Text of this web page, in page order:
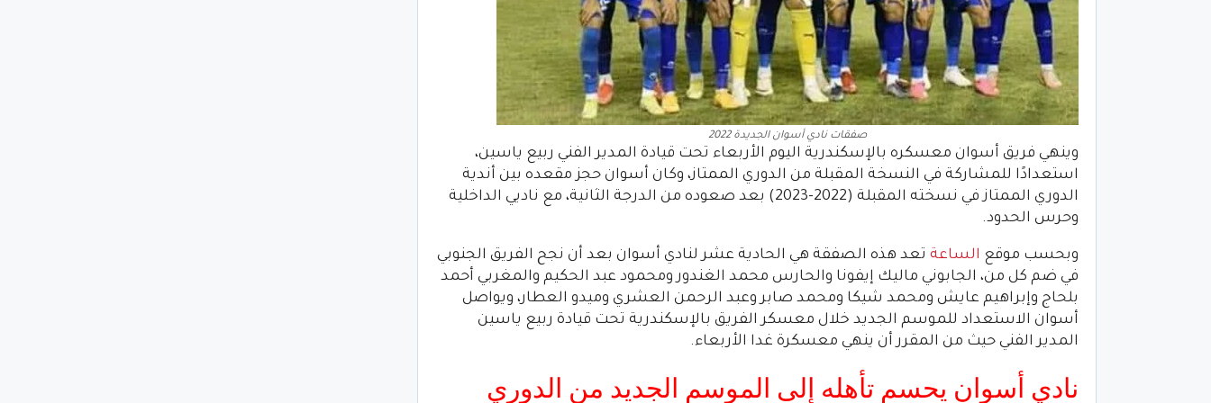
صفقات نادي أسوان الجديدة 2022
وينهي فريق أسوان معسكره بالإسكندرية اليوم الأربعاء تحت قيادة المدير الفني ربيع ياسين،
استعدادًا للمشاركة في النسخة المقبلة من الدوري الممتاز، وكان أسوان حجز مقعده بين أندية
الدوري الممتاز في نسخته المقبلة (2022-2023) بعد صعوده من الدرجة الثانية، مع ناديي الداخلية
وحرس الحدود.
وبحسب موقع الساعة تعد هذه الصفقة هي الحادية عشر لنادي أسوان بعد أن نجح الفريق الجنوبي
في ضم كل من، الجابوني ماليك إيفونا والحارس محمد الغندور ومحمود عبد الحكيم والمغربي أحمد
بلحاج وإبراهيم عايش ومحمد شيكا ومحمد صابر وعبد الرحمن العشري وميدو العطار، ويواصل
أسوان الاستعداد للموسم الجديد خلال معسكر الفريق بالإسكندرية تحت قيادة ربيع ياسين
المدير الفني حيث من المقرر أن ينهي معسكرة غدا الأربعاء.
نادي أسوان يحسم تأهله إلى الموسم الجديد من الدوري